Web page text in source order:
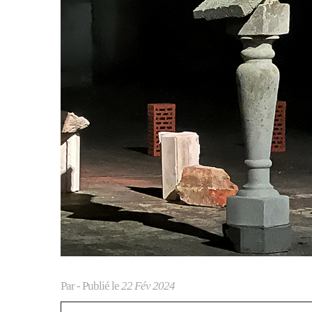
Par- Publié le22 Fév 2024